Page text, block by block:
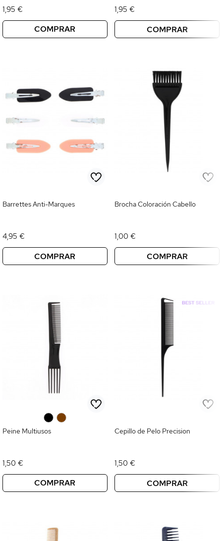
1,95 €
COMPRAR
1,95 €
COMPRAR
Barrettes Anti-Marques
4,95 €
COMPRAR
Brocha Coloración Cabello
1,00 €
COMPRAR
Peine Multiusos
1,50 €
COMPRAR
Cepillo de Pelo Precision
1,50 €
COMPRAR